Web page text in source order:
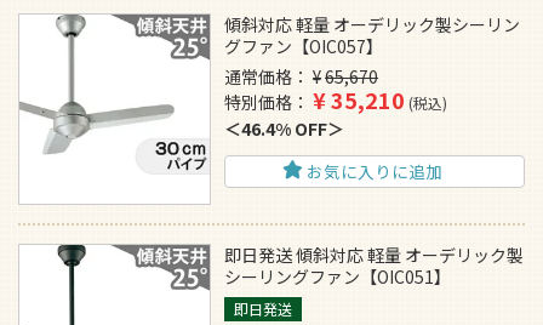
傾斜対応 軽量 オーデリック製シーリン
グファン【OIC057】
通常価格
¥65,670
特別価格
¥35,210 税込
46.4% OFF
お気に入りに追加
即日発送 傾斜対応 軽量 オーデリック製
シーリングファン【OIC051】
即日発送